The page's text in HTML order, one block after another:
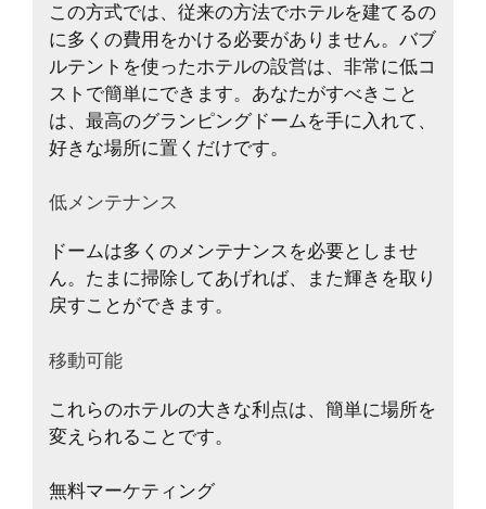
この方式では、従来の方法でホテルを建てるの
に多くの費用をかける必要がありません。バブ
ルテントを使ったホテルの設営は、非常に低コ
ストで簡単にできます。あなたがすべきこと
は、最高のグランピングドームを手に入れて、
好きな場所に置くだけです。
低メンテナンス
ドームは多くのメンテナンスを必要としませ
ん。たまに掃除してあげれば、また輝きを取り
戻すことができます。
移動可能
これらのホテルの大きな利点は、簡単に場所を
変えられることです。
無料マーケティング